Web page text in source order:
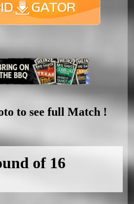
to see full Match !
of 16